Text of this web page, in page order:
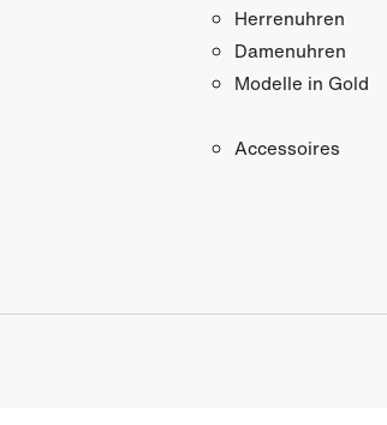
Herrenuhren
Damenuhren
Modelle in Gold
Accessoires